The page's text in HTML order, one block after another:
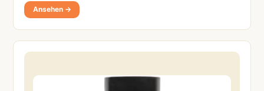
Ansehen →